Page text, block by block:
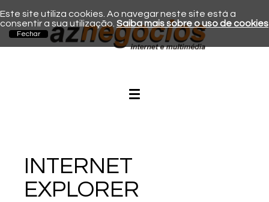
INTERNET
EXPLORER
Este site utiliza cookies. Ao navegar neste site está a
consentir a sua utilização. Saiba mais sobre o uso de cookies